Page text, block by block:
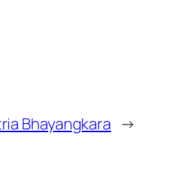
Bhayangkara →